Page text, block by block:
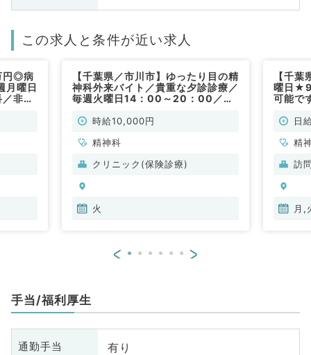
この求人と条件が近い求人
円◎病
月曜日
非常
【千葉県／市川市】ゆったり目の精
神科外来バイト／貴重な夕診診療／
毎週火曜日14：00～20：00／時
ックでのお仕事です。（精神科・非
時給10,000円
精神科
クリニック(保険診療)
火
【千
曜日
可能
(精神
日
精
訪
月,
< >
手当/福利厚生
通勤手当 有り